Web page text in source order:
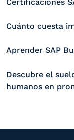
Cuánto cuesta
Aprender SAP
Descubre el
humanos en